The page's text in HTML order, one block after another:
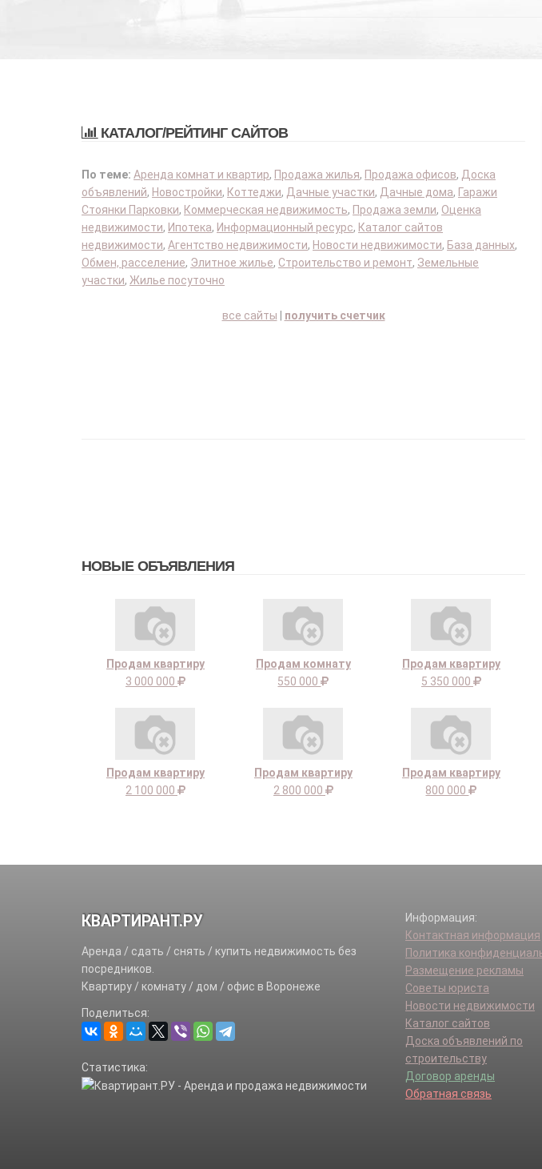
КАТАЛОГ/РЕЙТИНГ САЙТОВ
По теме: Аренда комнат и квартир, Продажа жилья, Продажа офисов, Доска
объявлений, Новостройки, Коттеджи, Дачные участки, Дачные дома, Гаражи
Стоянки Парковки, Коммерческая недвижимость, Продажа земли, Оценка
недвижимости, Ипотека, Информационный ресурс, Каталог сайтов
недвижимости, Агентство недвижимости, Новости недвижимости, База данных,
Обмен, расселение, Элитное жилье, Строительство и ремонт, Земельные
участки, Жилье посуточно
все сайты получить счетчик
НОВЫЕ ОБЪЯВЛЕНИЯ
Продам квартиру
3 000 000
Продам комнату
550 000
Продам квартиру
5 350 000
Продам квартиру
2 100 000
Продам квартиру
2 800 000
Продам квартиру
800 000
КВАРТИРАНТ.РУ
Аренда / сдать / снять / купить недвижимость без
посредников.
Квартиру / комнату / дом / офис в Воронеже
Поделиться:
Статистика:
Информация:
Контактная информация
Политика
Размещение рекламы
Советы юриста
Новости недвижимости
Каталог сайтов
Доска объявлений по
строительству
Договор аренды
Обратная связь